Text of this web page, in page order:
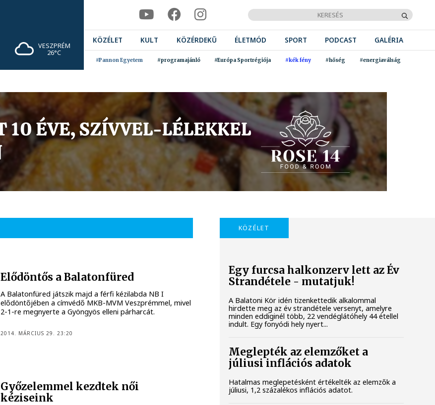
VESZPRÉM
26°C
KÖZÉLET KULT KÖZÉRDEKŰ ÉLETMÓD SPORT PODCAST GALÉRIA
#Pannon Egyetem #programajánló #Európa Sportrégiója #kék fény #hőség #energiaválság
Elődöntős a Balatonfüred
A Balatonfüred játszik majd a férfi kézilabda NB I
elődöntőjében a címvédő MKB-MVM Veszprémmel, mivel
2-1-re megnyerte a Gyöngyös elleni párharcát.
2014. MÁRCIUS 29. 23:20
Győzelemmel kezdtek női
kéziseink
KÖZÉLET
Egy furcsa halkonzerv lett az Év
Strandétele - mutatjuk!
A Balatoni Kör idén tizenkettedik alkalommal
hirdette meg az év strandétele versenyt, amelyre
minden eddiginél több, 22 vendéglátóhely 44 étellel
indult. Egy fonyódi hely nyert...
Meglepték az elemzőket a
júliusi inflációs adatok
Hatalmas meglepetésként értékelték az elemzők a
júliusi, 1,2 százalékos inflációs adatot.